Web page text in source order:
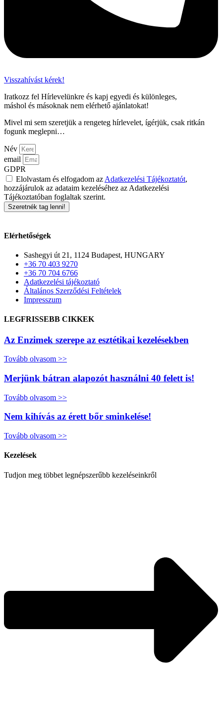
Visszahívást kérek!
Iratkozz fel Hírlevelünkre és kapj egyedi és különleges,
máshol és másoknak nem elérhető ajánlatokat!
Mivel mi sem szeretjük a rengeteg hírlevelet, ígérjük, csak ritkán
fogunk meglepni…
Név
email
GDPR
Elolvastam és elfogadom az Adatkezelési Tájékoztatót,
hozzájárulok az adataim kezeléséhez az Adatkezelési
Tájékoztatóban foglaltak szerint.
Szeretnék tag lenni!
Elérhetőségek
Sashegyi út 21, 1124 Budapest, HUNGARY
+36 70 403 9270
+36 70 704 6766
Adatkezelési tájékoztató
Általános Szerződési Feltételek
Impresszum
LEGFRISSEBB CIKKEK
Az Enzimek szerepe az esztétikai kezelésekben
Tovább olvasom >>
Merjünk bátran alapozót használni 40 felett is!
Tovább olvasom >>
Nem kihívás az érett bőr sminkelése!
Tovább olvasom >>
Kezelések
Tudjon meg többet legnépszerűbb kezeléseinkről